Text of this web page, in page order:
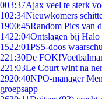
003:37Ajax veel te sterk
102:34Nieuwkomers
1900:45Random Pics van
1422:04Ontslagen bij Halo
1522:01PS5-doos
221:30De
221:03Le Court wint na
2920:40NPO-manager
groepsapp